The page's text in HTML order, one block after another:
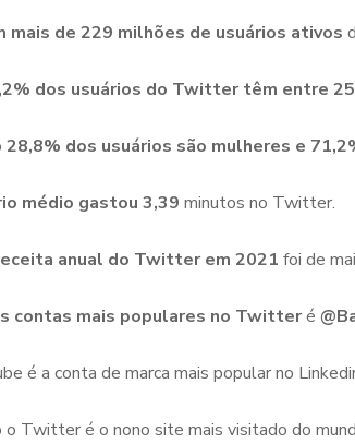
mais de 229 milhões de usuários ativos
dos usuários do Twitter têm entre
28,8% dos usuários são mulheres e
médio gastou 3,39 minutos no Twitter.
anual do Twitter em 2021 foi de
contas mais populares no Twitteré
é a conta de marca mais popular no
o Twitter é o nono site mais visitado do